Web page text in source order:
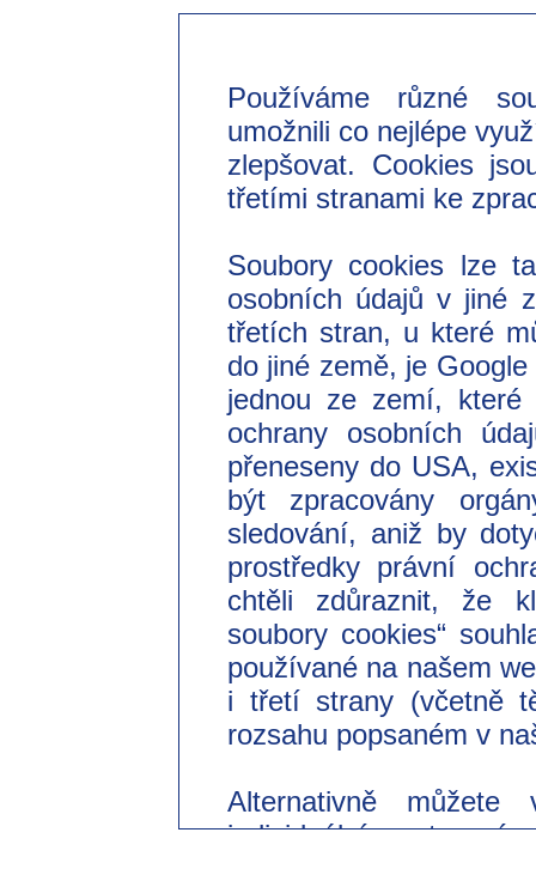
Používáme různé
umožnili co nejlépe
zlepšovat. Cookies
třetími stranami ke
Soubory cookies lze
osobních údajů v jiné
třetích stran, u které
do jiné země, je
jednou ze zemí, které
ochrany osobních
přeneseny do USA,
být zpracovány
sledování, aniž by
prostředky právní
chtěli zdůraznit, že
soubory cookies“
používané na našem
i třetí strany (včetně
rozsahu popsaném v
Alternativně
individuální nastavení